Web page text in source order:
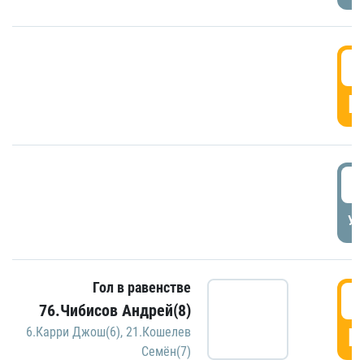
Гол в равенстве
76.Чибисов Андрей(8)
6.Карри Джош(6), 21.Кошелев
Семён(7)